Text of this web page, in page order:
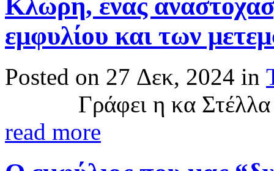
Κλώρη, ένας
εμφυλίου και των
Posted on 27 Δεκ, 2024 in
Γράφει η κα Στέλλα
read more